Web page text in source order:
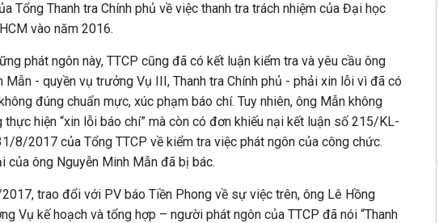
Tổng Thanh tra Chính phủ về việc thanh tra trách nhiệm của Đại học
vào năm 2016.
phát ngôn này, TTCP cũng đã có kết luận kiểm tra và yêu cầu ông
Mẫn - quyền vụ trưởng Vụ III, Thanh tra Chính phủ - phải xin lỗi vì đã có
đúng chuẩn mực, xúc phạm báo chí. Tuy nhiên, ông Mẫn không
thực hiện “xin lỗi báo chí” mà còn có đơn khiếu nại kết luận số 215/KL-
8/2017 của Tổng TTCP về kiểm tra việc phát ngôn của công chức.
của ông Nguyễn Minh Mẫn đã bị bác.
trao đổi với PV báo Tiền Phong về sự việc trên, ông Lê Hồng
Vụ kế hoạch và tổng hợp – người phát ngôn của TTCP đã nói “Thanh